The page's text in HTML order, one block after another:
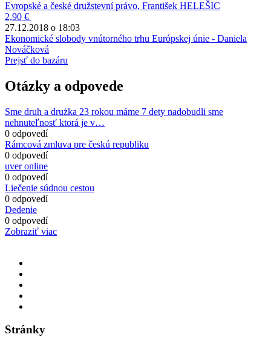
Evropské a české družstevní právo, František HELEŠIC
2,90 €
27.12.2018 o 18:03
Ekonomické slobody vnútorného trhu Európskej únie - Daniela
Nováčková
Prejsť do bazáru
Otázky a odpovede
Sme druh a drużka 23 rokou máme 7 dety nadobudli sme
nehnuteľnosť ktorá je v…
0 odpovedí
Rámcová zmluva pre českú republiku
0 odpovedí
uver online
0 odpovedí
Liečenie súdnou cestou
0 odpovedí
Dedenie
0 odpovedí
Zobraziť viac
Stránky